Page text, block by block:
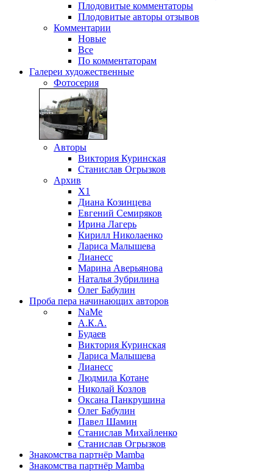
Плодовитые комментаторы
Плодовитые авторы отзывов
Комментарии
Новые
Все
По комментаторам
Галереи художественные
Фотосерия
Авторы
Виктория Куринская
Станислав Огрызков
Архив
X1
Диана Козинцева
Евгений Семиряков
Ирина Лагерь
Кирилл Николаенко
Лариса Малышева
Лианесс
Марина Аверьянова
Наталья Зубрилина
Олег Бабулин
Проба пера начинающих авторов
NaMe
А.К.А.
Будаев
Виктория Куринская
Лариса Малышева
Лианесс
Людмила Котане
Николай Козлов
Оксана Панкрушина
Олег Бабулин
Павел Шамин
Станислав Михайленко
Станислав Огрызков
Знакомства партнёр Mamba
Знакомства партнёр Mamba